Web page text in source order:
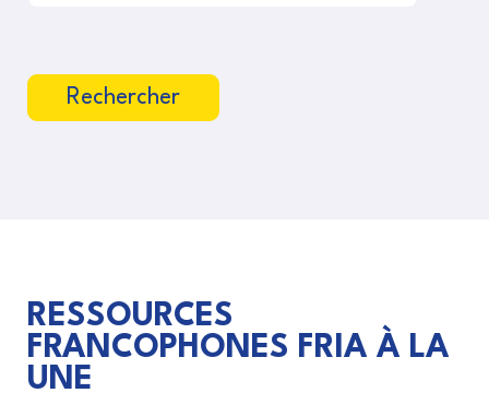
Rechercher
RESSOURCES
FRANCOPHONES FRIA À LA
UNE